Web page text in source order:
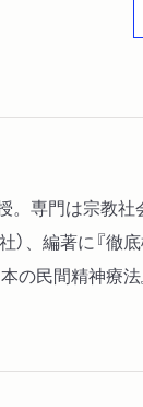
。専門は宗
、編著に『徹
の民間精神療法